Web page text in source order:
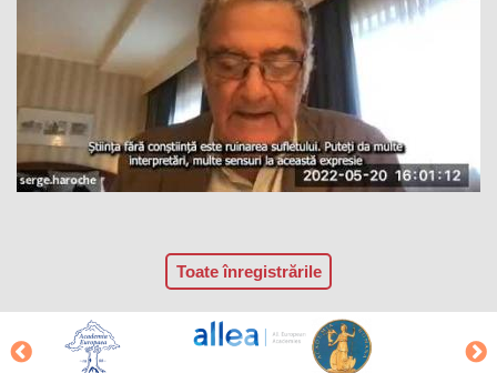
Toate înregistrările